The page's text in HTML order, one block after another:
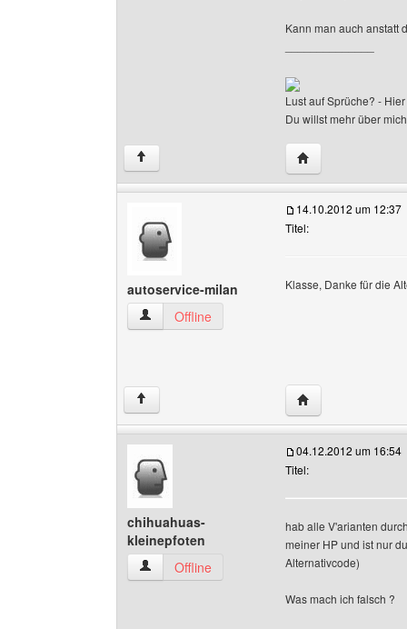
Kann man auch anstatt
Lust auf Sprüche? -
Du willst mehr über
↑ Website dieses
autoservice-milan
autoservice-milan Benutzer-Profile anzeigen
Offline
14.10.2012 um 12:37
Titel:
Klasse, Danke für die
↑ Website dieses
chihuahuas-
kleinepfoten
chihuahuas-kleinepfoten Benutzer-Profile
Offline
04.12.2012 um 16:54
Titel:
hab alle V'arianten
meiner HP und ist nur
Alternativcode)
Was mach ich falsch ?